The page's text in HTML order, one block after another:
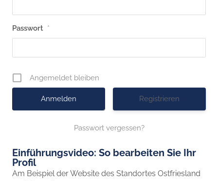
Passwort *
Angemeldet bleiben
Registrieren
Passwort vergessen?
Einführungsvideo: So bearbeiten Sie Ihr
Profil
Am Beispiel der Website des Standortes Ostfriesland